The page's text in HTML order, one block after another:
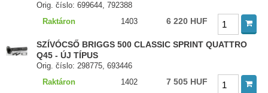
Orig. číslo: 699644, 792388
Raktáron
1403 6 220 HUF
SZÍVÓCSŐ BRIGGS 500 CLASSIC SPRINT QUATTRO
Q45 - ÚJ TÍPUS
Orig. číslo: 298775, 693446
Raktáron
1402 7 505 HUF